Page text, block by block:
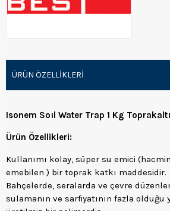
ÜRÜN ÖZELLIKLERI
Isonem Soıl Water Trap 1 Kg
Ürün Özellikleri:
Kullanımı kolay, süper su emici
emebilen ) bir toprak katkı maddesidir.
Bahçelerde, seralarda ve çevre
sulamanın ve sarfiyatının fazla olduğu